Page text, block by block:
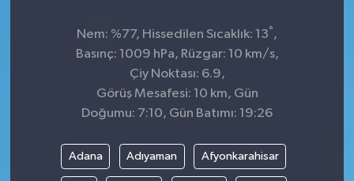
Nem: %77, Hissedilen Sıcaklık: 13° ,
Basınç: 1009 hPa, Rüzgar: 10 km/s,
Çiy Noktası: 6.9,
Görüş Mesafesi: 10 km, Gün
Doğumu: 7:10, Gün Batımı: 19:26
Adana Adıyaman Afyonkarahisar